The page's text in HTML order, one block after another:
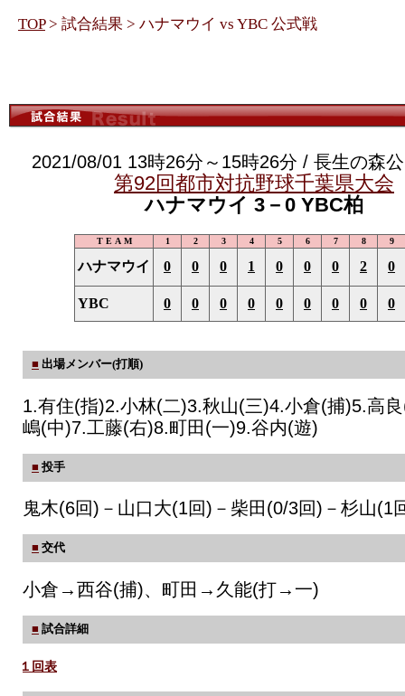
TOP> 試合結果 > ハナマウイ vs YBC 公式戦
2021/08/01 13時26分～15時26分 / 長生の森
第92回都市対抗野球千葉県大会
ハナマウイ 3－0 YBC柏
T E A M 1 2 3 4 5 6 7 8 9
ハナマウイ 0 0 0 1 0 0 0 2 0
YBC 0 0 0 0 0 0 0 0 0
■ 出場メンバー(打順)
1.有住(指)2.小林(二)3.秋山(三)4.小倉(捕)5.高
嶋(中)7.工藤(右)8.町田(一)9.谷内(遊)
■ 投手
鬼木(6回)－山口大(1回)－柴田(0/3回)－杉山(1
■ 交代
小倉→西谷(捕)、町田→久能(打→一)
■ 試合詳細
１回表